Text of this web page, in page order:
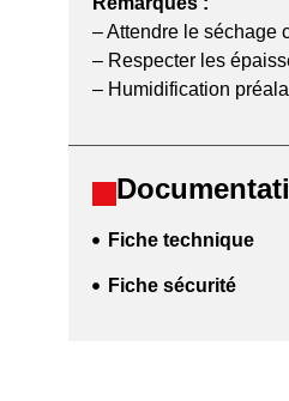
– Attendre le séchage
– Respecter les
– Humidification
Fiche technique
Fiche sécurité